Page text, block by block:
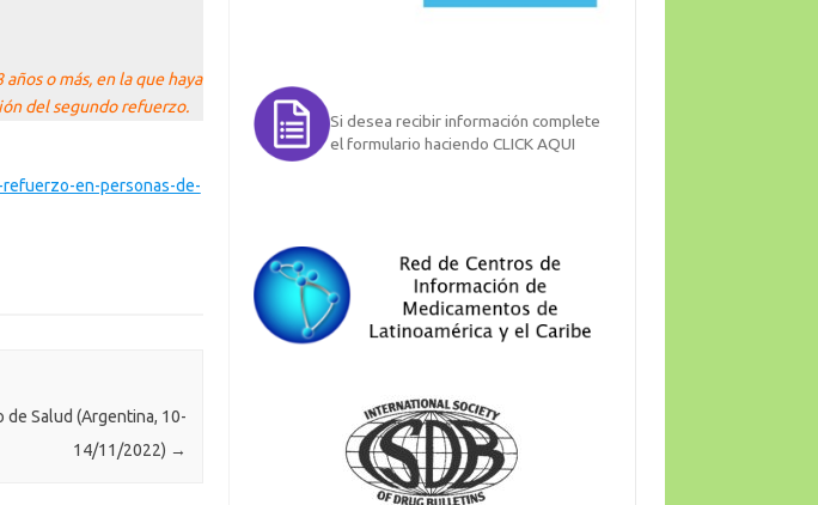
o más, en la que haya
del segundo refuerzo.
en-personas-de-
Salud (Argentina, 10-
14/11/2022) →
Si desea recibir información complete
el formulario haciendo CLICK AQUI